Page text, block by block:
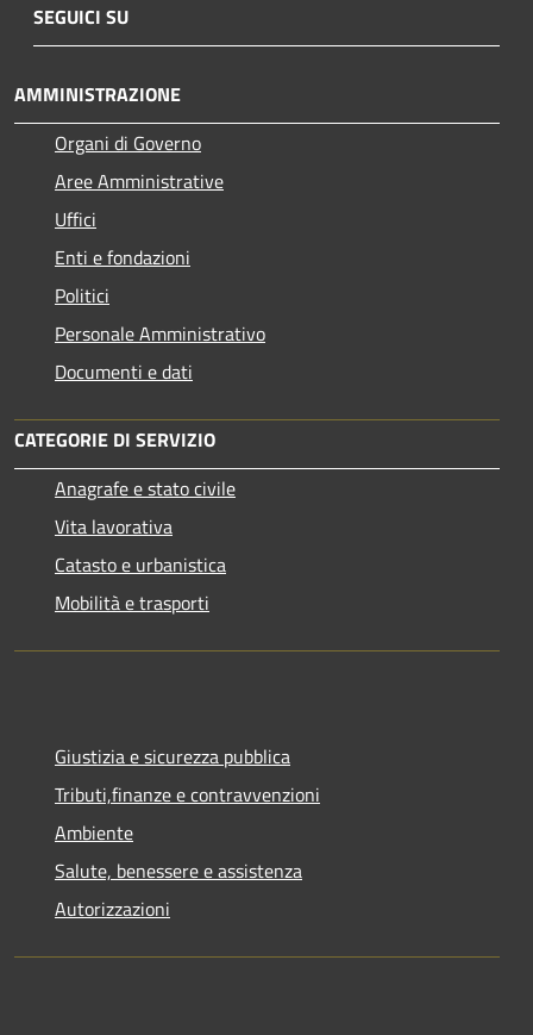
SEGUICI SU
AMMINISTRAZIONE
Organi di Governo
Aree Amministrative
Uffici
Enti e fondazioni
Politici
Personale Amministrativo
Documenti e dati
CATEGORIE DI SERVIZIO
Anagrafe e stato civile
Vita lavorativa
Catasto e urbanistica
Mobilità e trasporti
Giustizia e sicurezza pubblica
Tributi,finanze e contravvenzioni
Ambiente
Salute, benessere e assistenza
Autorizzazioni